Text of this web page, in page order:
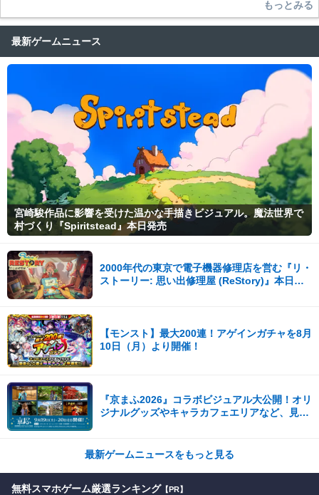
もっとみる
最新ゲームニュース
宮崎駿作品に影響を受けた温かな手描きビジュアル。魔法世界で
村づくり『Spiritstead』本日発売
2000年代の東京で電子機器修理店を営む『リ・
ストーリー: 思い出修理屋 (ReStory)』本日
【モンスト】最大200連！アゲインガチャを8月
10日（月）より開催！
『京まふ2026』コラボビジュアル大公開！オリ
ジナルグッズやキャラカフェエリアなど、見ど
最新ゲームニュースをもっと見る
無料スマホゲーム厳選ランキング 【PR】